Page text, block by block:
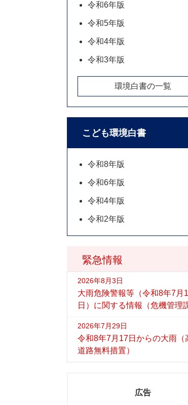
緊急情報
2026年8月3日
大雨危険警報等（令和8年7月
日）に関する情報（危機管理
2026年7月29日
令和8年7月17日からの大雨（
道路無料措置）
令和6年版
令和5年版
令和4年版
令和3年版
環境白書の一覧
こども環境白書
令和8年版
令和6年版
令和4年版
令和2年版
広告